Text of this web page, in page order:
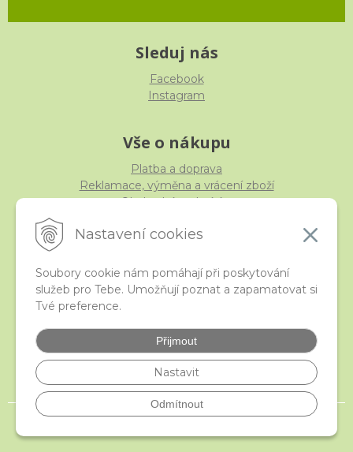
Nastavení cookies
Soubory cookie nám pomáhají při poskytování
služeb pro Tebe. Umožňují poznat a zapamatovat si
Tvé preference.
Přijmout
Nastavit
Odmítnout
Sleduj nás
Facebook
Instagram
Vše o nákupu
Platba a doprava
Reklamace, výměna a vrácení zboží
Obchodní podmínky
iStraka
Velkoobchod
Nejčastější otázky
České puncovní značky
© 2026 istraka.cz - nejtřpytivější korálky a polodrahokamy široko daleko •